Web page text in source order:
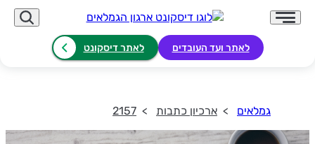
לאתר ועד העובדים לאתר דיסקונט
גמלאים ארכיון כתבות 2157